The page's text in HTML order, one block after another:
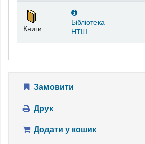
Фонди
Книги
Бібліотека
НТШ
Замовити
Друк
Додати у кошик